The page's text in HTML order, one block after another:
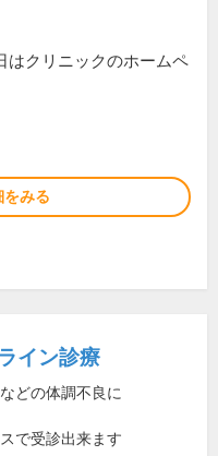
クリニックのホームペ
をみる
イン診療
どの体調不良に
で受診出来ます